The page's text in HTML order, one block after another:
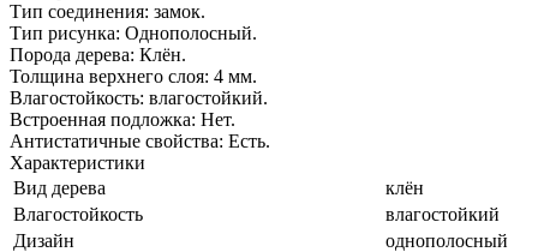
Тип соединения: замок.
Тип рисунка: Однополосный.
Порода дерева: Клён.
Толщина верхнего слоя: 4 мм.
Влагостойкость: влагостойкий.
Встроенная подложка: Нет.
Антистатичные свойства: Есть.
Характеристики
Вид дерева
клён
Влагостойкость
влагостойкий
Дизайн
однополосный